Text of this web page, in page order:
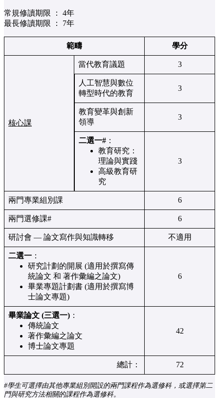
常規修讀期限 ： 4年
最長修讀期限 ： 7年
範疇 學分
核⼼課
當代教育議題 3
人工智慧與數位
轉型時代的教育
3
教育變革與創新
領導
3
二選一# ：
教育研究：
理論與實踐
高級教育研
究
3
兩⾨專業組別課 6
兩⾨選修課# 6
研討會 — 論⽂寫作與知識轉移 不適用
二選一 ：
研究計劃的開展 (適用於撰寫傳
統論文 和 著作彙編之論文)
畢業專題計劃書 (適用於撰寫博
士論文專題)
6
畢業論⽂ (三選一) ：
傳統論文
著作彙編之論文
博士論文專題
42
總計： 72
#學生可選擇由其他專業組別開設的兩門課程作為選修科，或選擇第二
門與研究方法相關的課程作為選修科。